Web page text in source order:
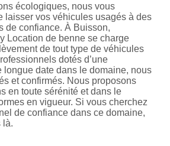
écologiques, nous vous
laisser vos véhicules usagés à des
de confiance. À Buisson,
Location de benne se charge
de tout type de véhicules
dotés d’une
longue date dans le domaine, nous
et confirmés. Nous proposons
en toute sérénité et dans le
en vigueur. Si vous cherchez
de confiance dans ce domaine,
là.